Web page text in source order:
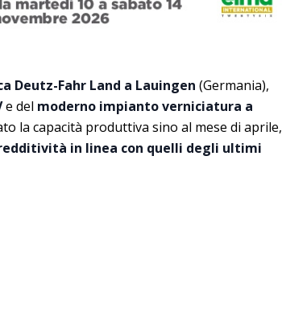
Deutz-Fahr Land a Lauingen (Germania),
e del moderno impianto verniciatura a
la capacità produttiva sino al mese di aprile,
in linea con quelli degli ultimi